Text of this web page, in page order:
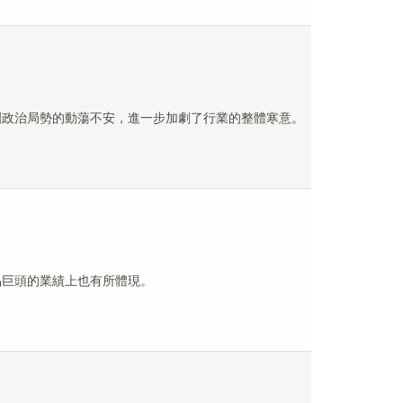
治局勢的動蕩不安，進一步加劇了行業的整體寒意。
頭的業績上也有所體現。